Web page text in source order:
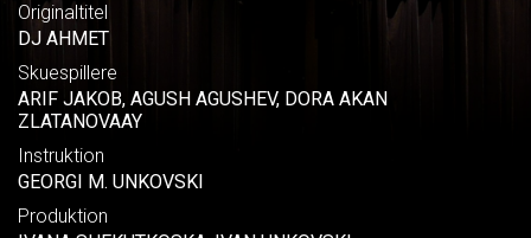
Originaltitel
DJ AHMET
Skuespillere
ARIF JAKOB, AGUSH AGUSHEV, DORA AKAN
ZLATANOVAAY
Instruktion
GEORGI M. UNKOVSKI
Produktion